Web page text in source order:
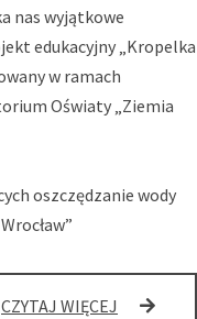
nas wyjątkowe
edukacyjny „Kropelka
w ramach
Oświaty „Ziemia
oszczędzanie wody
CZYTAJ WIĘCEJ